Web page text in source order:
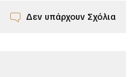
Δεν υπάρχουν Σχόλια